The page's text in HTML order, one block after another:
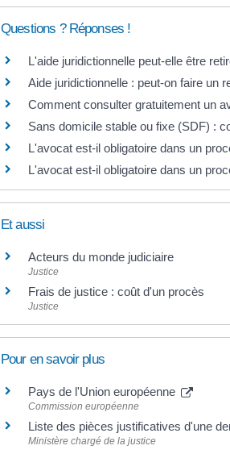
Questions ? Réponses !
L'aide juridictionnelle peut-elle être
Aide juridictionnelle : peut-on faire un
Comment consulter gratuitement un
Sans domicile stable ou fixe (SDF) :
L'avocat est-il obligatoire dans un
L'avocat est-il obligatoire dans un
Et aussi
Acteurs du monde judiciaire
Justice
Frais de justice : coût d'un procès
Justice
Pour en savoir plus
Pays de l'Union européenne
Commission européenne
Liste des pièces justificatives d'une
Ministère chargé de la justice